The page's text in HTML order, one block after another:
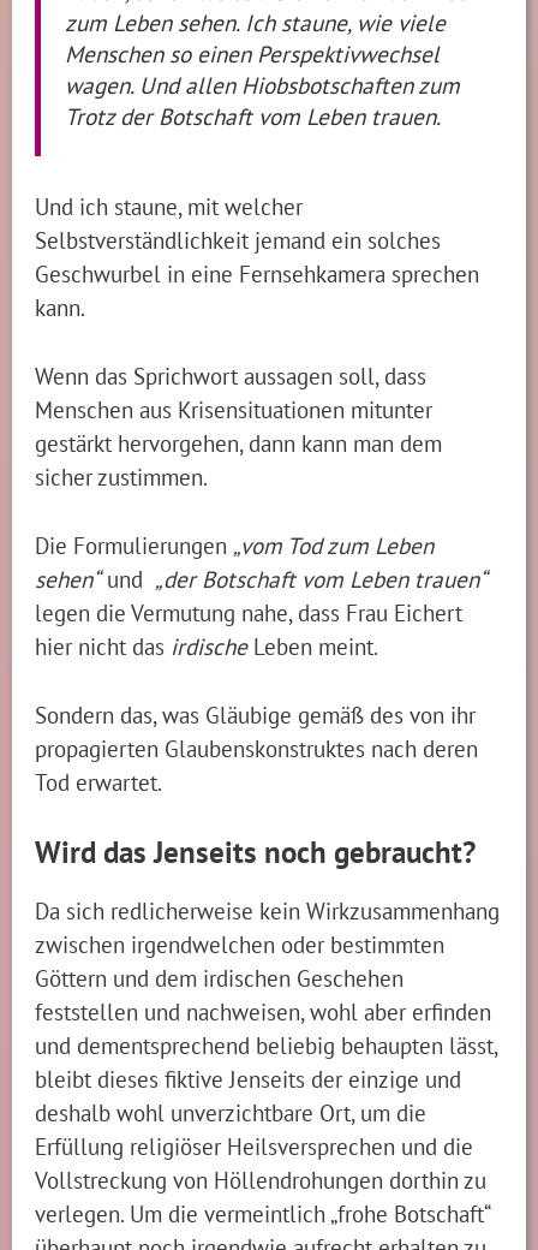
zum Leben sehen. Ich staune, wie viele
Menschen so einen Perspektivwechsel
wagen. Und allen Hiobsbotschaften zum
Trotz der Botschaft vom Leben trauen.
Und ich staune, mit welcher
Selbstverständlichkeit jemand ein solches
Geschwurbel in eine Fernsehkamera sprechen
kann.
Wenn das Sprichwort aussagen soll, dass
Menschen aus Krisensituationen mitunter
gestärkt hervorgehen, dann kann man dem
sicher zustimmen.
Die Formulierungen „vom Tod zum Leben
sehen“und „der Botschaft vom Leben trauen“
legen die Vermutung nahe, dass Frau Eichert
hier nicht das irdischeLeben meint.
Sondern das, was Gläubige gemäß des von ihr
propagierten Glaubenskonstruktes nach deren
Tod erwartet.
Wird das Jenseits noch gebraucht?
Da sich redlicherweise kein Wirkzusammenhang
zwischen irgendwelchen oder bestimmten
Göttern und dem irdischen Geschehen
feststellen und nachweisen, wohl aber erfinden
und dementsprechend beliebig behaupten lässt,
bleibt dieses fiktive Jenseits der einzige und
deshalb wohl unverzichtbare Ort, um die
Erfüllung religiöser Heilsversprechen und die
Vollstreckung von Höllendrohungen dorthin zu
verlegen. Um die vermeintlich „frohe Botschaft“